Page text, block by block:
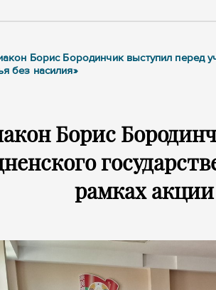
Борис Бородинчик выступил перед
без насилия»
Борис
рамках